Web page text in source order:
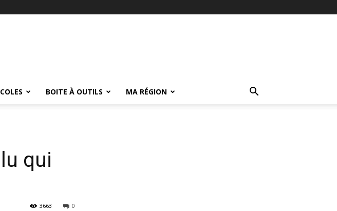
BOITE À OUTILS MA RÉGION
qui
0
3663